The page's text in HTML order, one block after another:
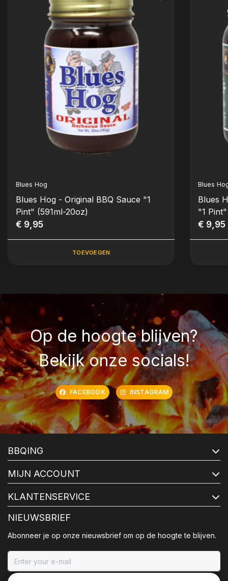
Blues Hog
Blues Hog - Original BBQ Sauce "1
Pint" (591ml-20oz)
€ 9,95
TOEVOEGEN
Blues
Blues
"1
€ 9,95
Op de hoogte blijven?
Bekijk onze socials!
FACEBOOK INSTAGRAM
BBQING
MIJN ACCOUNT
KLANTENSERVICE
NIEUWSBRIEF
Abonneer je op onze nieuwsbrief om op de hoogte te blijven.